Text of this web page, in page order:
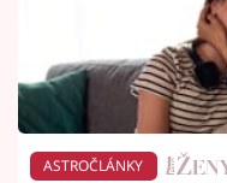
ASTROČLÁNKY